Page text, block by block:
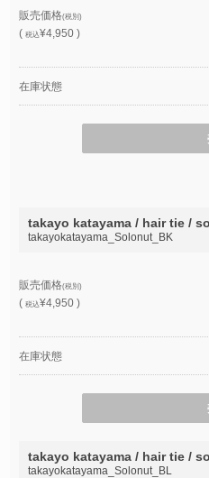
販売価格(税別)
(税込¥4,950 )
在庫状態
takayo katayama / hair tie /
takayokatayama_Solonut_BK
販売価格(税別)
(税込¥4,950 )
在庫状態
takayo katayama / hair tie /
takayokatayama_Solonut_BL